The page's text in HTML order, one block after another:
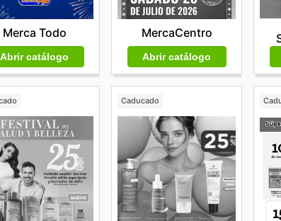
Merca Todo
Abrir catálogo
MercaCentro
Abrir catálogo
Caducado